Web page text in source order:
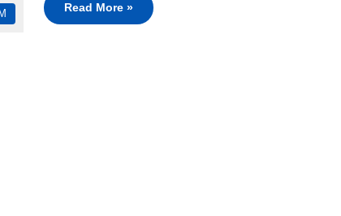
Read More »